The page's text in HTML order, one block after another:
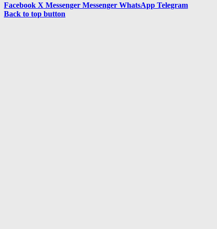
Facebook X Messenger Messenger WhatsApp Telegram
Back to top button